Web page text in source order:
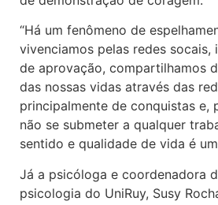
“Há um fenômeno de
vivenciamos pelas redes socais,
de aprovação, compartilhamos
das nossas vidas através das
principalmente de conquistas e,
não se submeter a qualquer
sentido e qualidade de vida é
Já a psicóloga e coordenadora
psicologia do UniRuy, Susy